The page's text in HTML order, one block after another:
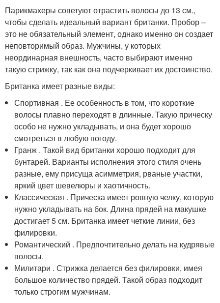
Парикмахеры советуют отрастить волосы до 13 см.,
чтобы сделать идеальный вариант британки. Пробор –
это не обязательный элемент, однако именно он создает
неповторимый образ. Мужчины, у которых
неординарная внешность, часто выбирают именно
такую стрижку, так как она подчеркивает их достоинство.
Британка имеет разные виды:
Спортивная . Ее особенность в том, что короткие
волосы плавно переходят в длинные. Такую прическу
особо не нужно укладывать, и она будет хорошо
смотреться в любую погоду.
Гранж . Такой вид британки хорошо подходит для
бунтарей. Варианты исполнения этого стиля очень
разные, ему присуща асимметрия, рваные участки,
яркий цвет шевелюры и хаотичность.
Классическая . Прическа имеет ровную челку, которую
нужно укладывать на бок. Длина прядей на макушке
достигает 5 см. Британка имеет четкие линии, без
филировки.
Романтический . Предпочтительно делать на кудрявые
волосы.
Милитари . Стрижка делается без филировки, имея
большое количество прядей. Такой образ подходит
только строгим мужчинам.